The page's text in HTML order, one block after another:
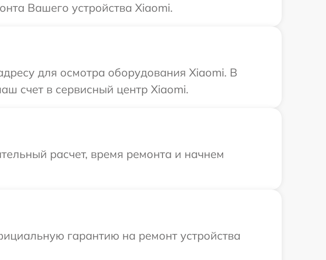
Вашего устройства Xiaomi.
для осмотра оборудования Xiaomi. В
счет в сервисный центр Xiaomi.
расчет, время ремонта и начнем
гарантию на ремонт устройства